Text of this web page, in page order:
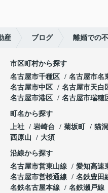
産 ブログ 離婚での
市区町村から探す
名古屋市千種区
名古屋市名
名古屋市中区
名古屋市天白
名古屋市港区
名古屋市瑞穂
町名から探す
上社
岩崎台 菊坂町 猫
西原山
大須
沿線から探す
名古屋市営東山線
愛知高速
名古屋市営桜通線
名鉄豊田
名鉄名古屋本線
名鉄瀬戸線